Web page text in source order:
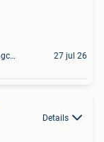
Bastogne + Partie De Longchamps Et Sibret 27 jul 26
Details